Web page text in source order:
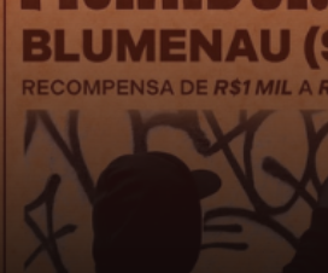
Email
address
Password